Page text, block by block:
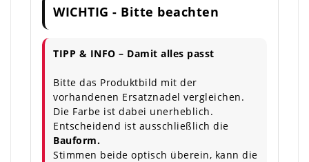
WICHTIG - Bitte beachten
TIPP & INFO – Damit alles passt
Bitte das Produktbild mit der
vorhandenen Ersatznadel vergleichen.
Die Farbe ist dabei unerheblich.
Entscheidend ist ausschließlich die
Bauform.
Stimmen beide optisch überein, kann die